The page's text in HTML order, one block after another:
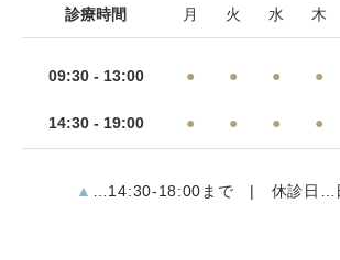
診療時間 月 火 水 木
09:30 - 13:00 ● ● ● ●
14:30 - 19:00 ● ● ● ●
▲ …14:30-18:00まで | 休診日…